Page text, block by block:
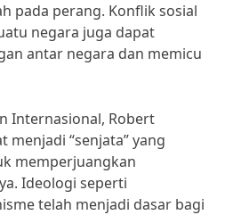
pada perang. Konflik sosial
negara juga dapat
antar negara dan memicu
Internasional, Robert
menjadi “senjata” yang
memperjuangkan
Ideologi seperti
telah menjadi dasar bagi